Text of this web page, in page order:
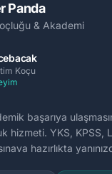
Panda
& Akademi
Koçu
başarıya
hizmeti. YKS, KPSS,
hazırlıkta